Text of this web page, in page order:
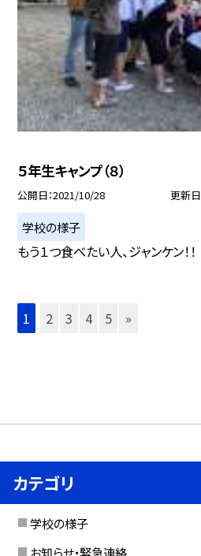
５年生キャンプ（８）
公開日 2021/10/28 更新日
学校の様子
もう１つ食べたい人、ジャンケン！！
1 2 3 4 5 »
カテゴリ
学校の様子
お知らせ・緊急連絡